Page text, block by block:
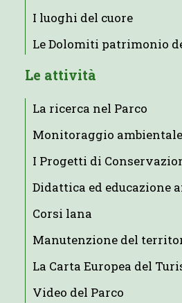
I luoghi del cuore
Le Dolomiti patrimonio
Le attività
La ricerca nel Parco
Monitoraggio ambientale
I Progetti di
Didattica ed educazione
Corsi lana
Manutenzione del
La Carta Europea del
Video del Parco